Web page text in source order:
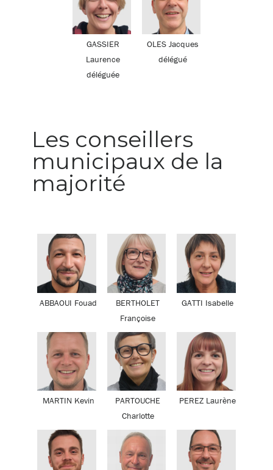
GASSIER
Laurence
déléguée
OLES Jacques
délégué
Les conseillers
municipaux de la
majorité
ABBAOUI Fouad
BERTHOLET
Françoise
GATTI Isabelle
MARTIN Kevin
PARTOUCHE
Charlotte
PEREZ Laurène